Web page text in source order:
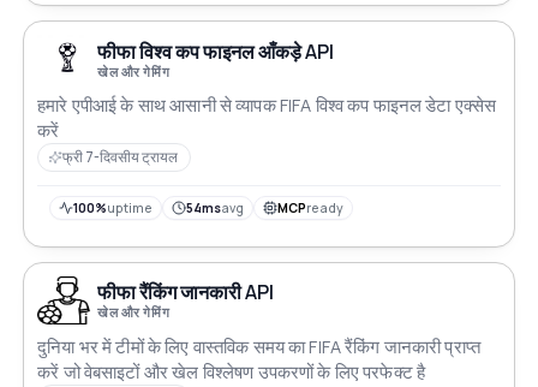
फीफा विश्व कप फाइनल आँकड़े API
खेल और गेमिंग
हमारे एपीआई के साथ आसानी से व्यापक FIFA विश्व कप फाइनल डेटा एक्सेस
करें
फ्री 7-दिवसीय ट्रायल
100%uptime 54msavg MCPready
फीफा रैंकिंग जानकारी API
खेल और गेमिंग
दुनिया भर में टीमों के लिए वास्तविक समय का FIFA रैंकिंग जानकारी प्राप्त
करें जो वेबसाइटों और खेल विश्लेषण उपकरणों के लिए परफेक्ट है